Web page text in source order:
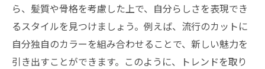
ら、髪質や骨格を考慮した上で、自分らしさを表現でき
るスタイルを見つけましょう。例えば、流行のカットに
自分独自のカラーを組み合わせることで、新しい魅力を
引き出すことができます。このように、トレンドを取り